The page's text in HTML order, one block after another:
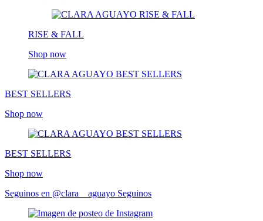
RISE & FALL
Shop now
BEST SELLERS
Shop now
BEST SELLERS
Shop now
Seguinos en @clara__aguayo Seguinos